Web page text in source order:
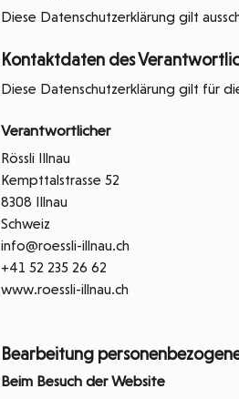
Diese Datenschutzerklärung gilt
Kontaktdaten des
Diese Datenschutzerklärung gilt für
Verantwortlicher
Rössli Illnau
Kempttalstrasse 52
8308 Illnau
Schweiz
info@roessli-illnau.ch
+41 52 235 26 62
www.roessli-illnau.ch
Bearbeitung
Beim Besuch der Website